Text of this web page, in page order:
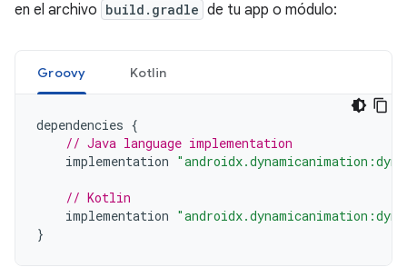
en el archivo build.gradle de tu app o módulo:
Groovy Kotlin
dependencies {
// Java language implementation
implementation
// Kotlin
implementation
}